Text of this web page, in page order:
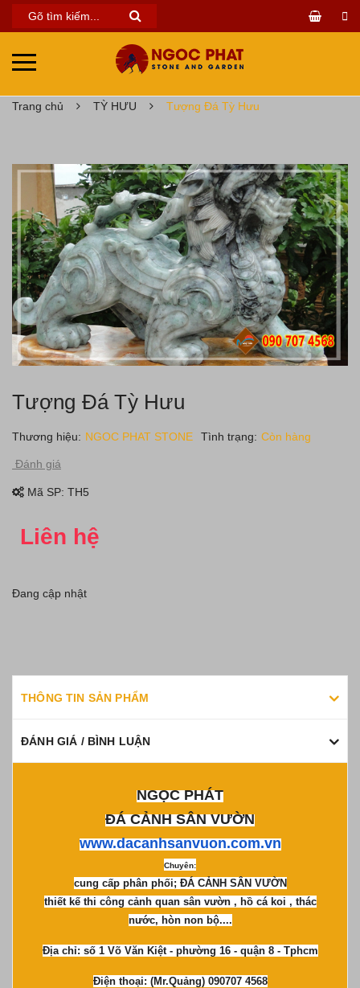
Trang chủ TỲ HƯU Tượng Đá Tỳ Hưu
Tượng Đá Tỳ Hưu
Thương hiệu: NGOC PHAT STONE Tình trạng: Còn hàng
Đánh giá
Mã SP: TH5
Liên hệ
Đang cập nhật
THÔNG TIN SẢN PHẨM
ĐÁNH GIÁ / BÌNH LUẬN
NGỌC PHÁT
ĐÁ CẢNH SÂN VƯỜN
www.dacanhsanvuon.com.vn
Chuyên:
cung cấp phân phối; ĐÁ CẢNH SÂN VƯỜN
thiết kế thi công cảnh quan sân vườn , hồ cá koi , thác
nước, hòn non bộ....
Địa chỉ: số 1 Võ Văn Kiệt - phường 16 - quận 8 - Tphcm
Điện thoại: (Mr.Quảng) 090707 4568